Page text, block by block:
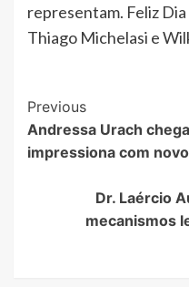
representam. Feliz
Thiago Michelasi e
Post
Navigation
Previous
Andressa Urach
impressiona com
Dr. Laércio
mecanismos